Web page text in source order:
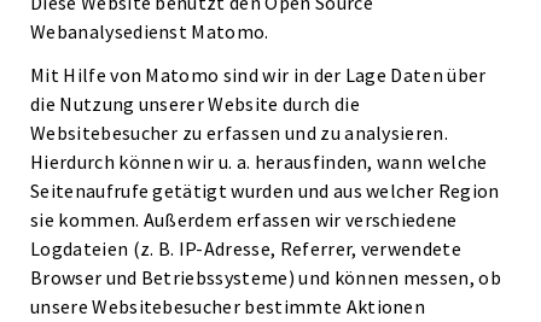
Webanalysedienst Matomo.
Mit Hilfe von Matomo sind wir in der Lage Daten über
die Nutzung unserer Website durch die
Websitebesucher zu erfassen und zu analysieren.
Hierdurch können wir u. a. herausfinden, wann welche
Seitenaufrufe getätigt wurden und aus welcher Region
sie kommen. Außerdem erfassen wir verschiedene
Logdateien (z. B. IP-Adresse, Referrer, verwendete
Browser und Betriebssysteme) und können messen, ob
unsere Websitebesucher bestimmte Aktionen